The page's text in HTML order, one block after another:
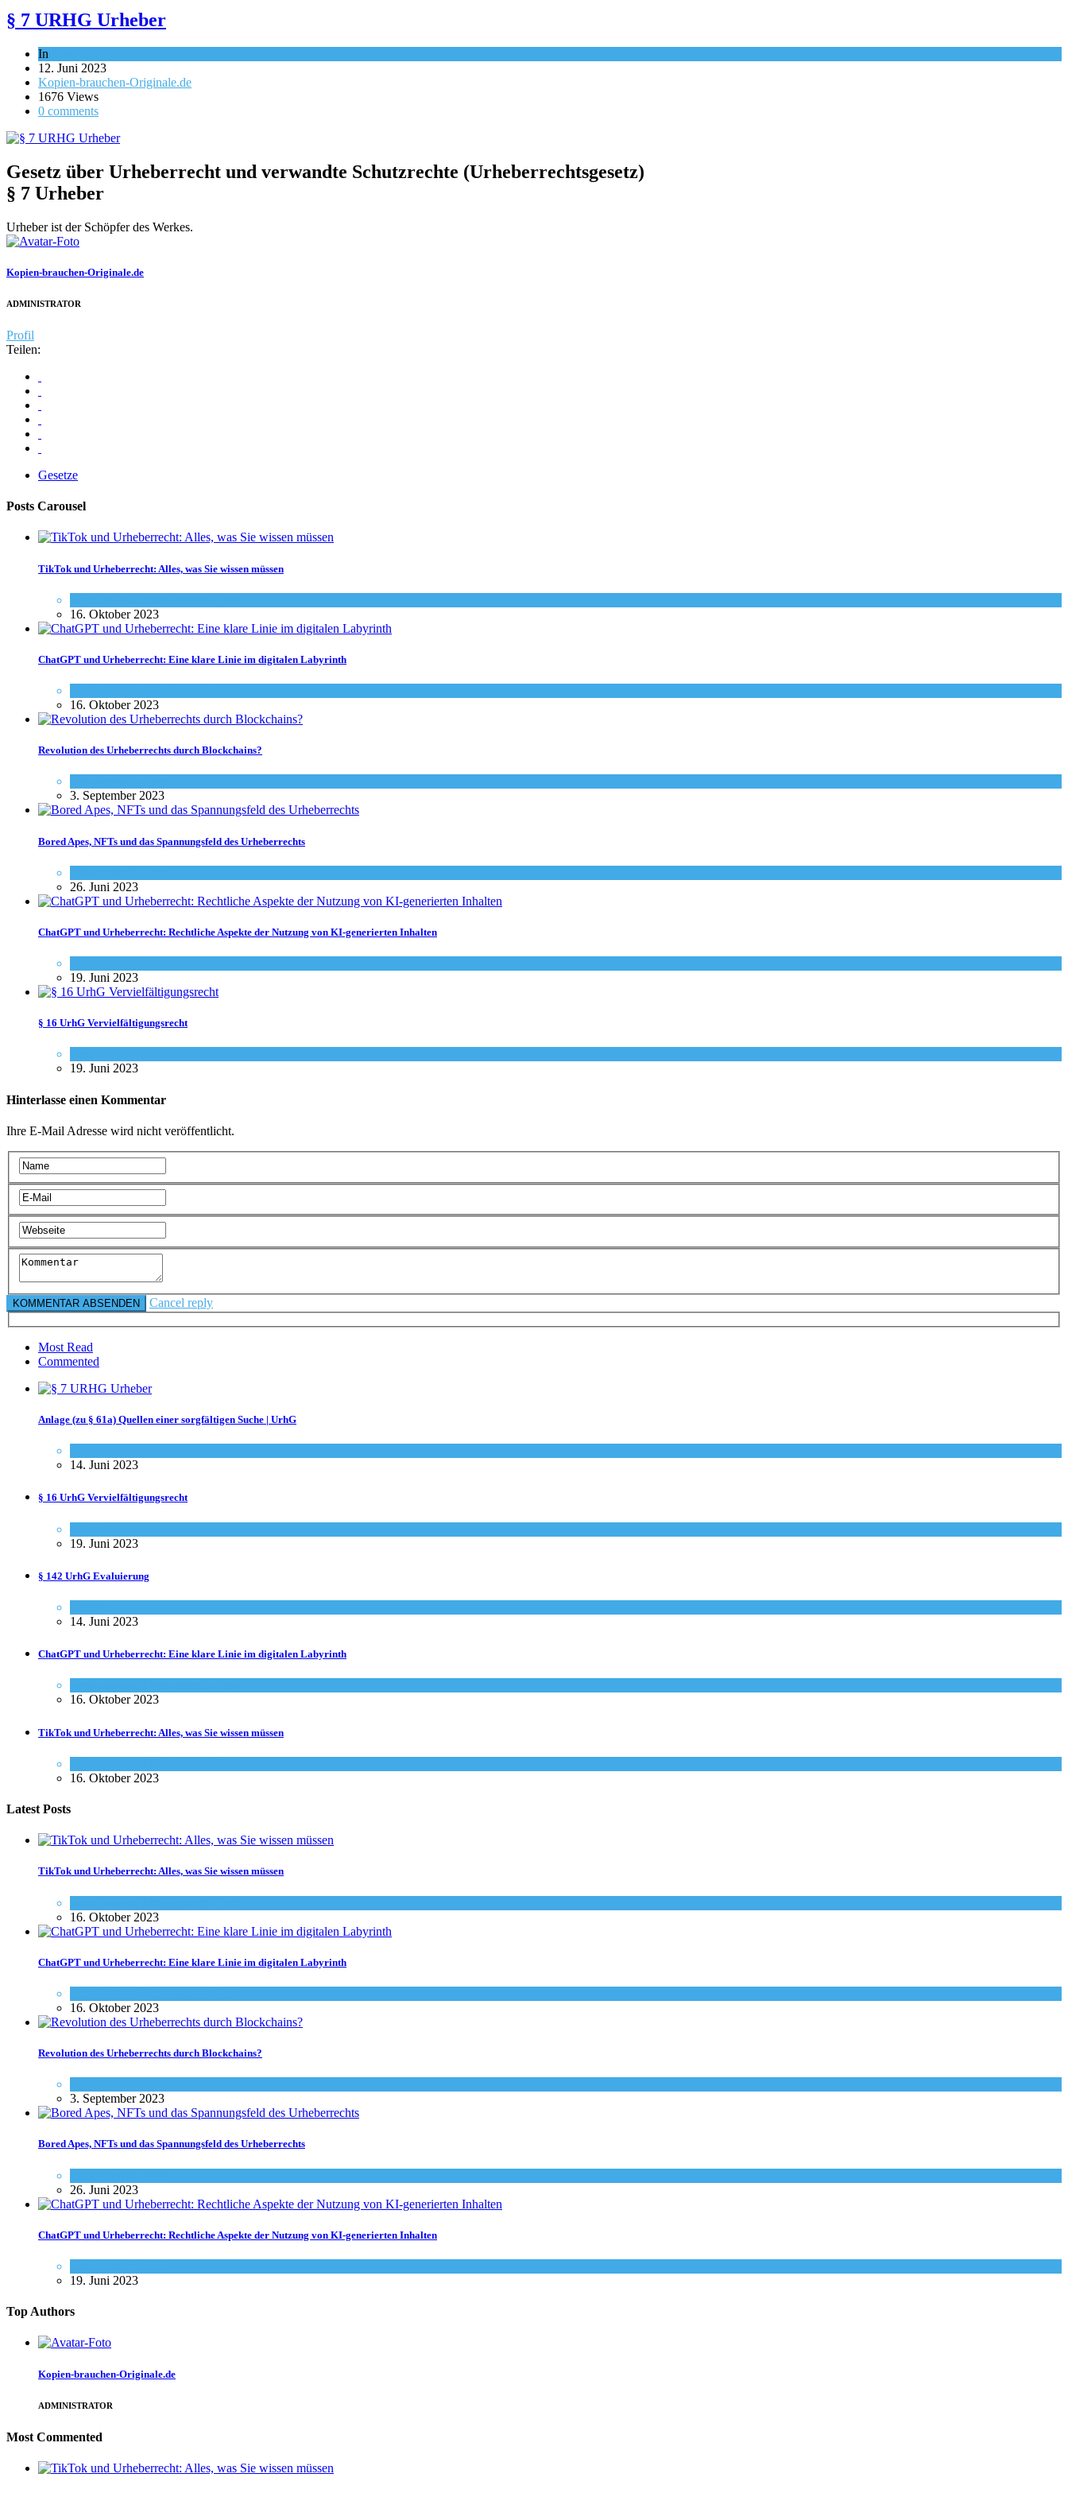
§ 7 URHG Urheber
In
12. Juni 2023
Kopien-brauchen-Originale.de
1676 Views
0 comments
Gesetz über Urheberrecht und verwandte Schutzrechte (Urheberrechtsgesetz)
§ 7 Urheber
Urheber ist der Schöpfer des Werkes.
Kopien-brauchen-Originale.de
ADMINISTRATOR
Profil
Teilen:
Gesetze
Posts Carousel
TikTok und Urheberrecht: Alles, was Sie wissen müssen
16. Oktober 2023
ChatGPT und Urheberrecht: Eine klare Linie im digitalen Labyrinth
16. Oktober 2023
Revolution des Urheberrechts durch Blockchains?
3. September 2023
Bored Apes, NFTs und das Spannungsfeld des Urheberrechts
26. Juni 2023
ChatGPT und Urheberrecht: Rechtliche Aspekte der Nutzung von KI-generierten Inhalten
19. Juni 2023
§ 16 UrhG Vervielfältigungsrecht
19. Juni 2023
Hinterlasse einen Kommentar
Ihre E-Mail Adresse wird nicht veröffentlicht.
Cancel reply
Most Read
Commented
Anlage (zu § 61a) Quellen einer sorgfältigen Suche | UrhG
14. Juni 2023
§ 16 UrhG Vervielfältigungsrecht
19. Juni 2023
§ 142 UrhG Evaluierung
14. Juni 2023
ChatGPT und Urheberrecht: Eine klare Linie im digitalen Labyrinth
16. Oktober 2023
TikTok und Urheberrecht: Alles, was Sie wissen müssen
16. Oktober 2023
Latest Posts
TikTok und Urheberrecht: Alles, was Sie wissen müssen
16. Oktober 2023
ChatGPT und Urheberrecht: Eine klare Linie im digitalen Labyrinth
16. Oktober 2023
Revolution des Urheberrechts durch Blockchains?
3. September 2023
Bored Apes, NFTs und das Spannungsfeld des Urheberrechts
26. Juni 2023
ChatGPT und Urheberrecht: Rechtliche Aspekte der Nutzung von KI-generierten Inhalten
19. Juni 2023
Top Authors
Kopien-brauchen-Originale.de
ADMINISTRATOR
Most Commented